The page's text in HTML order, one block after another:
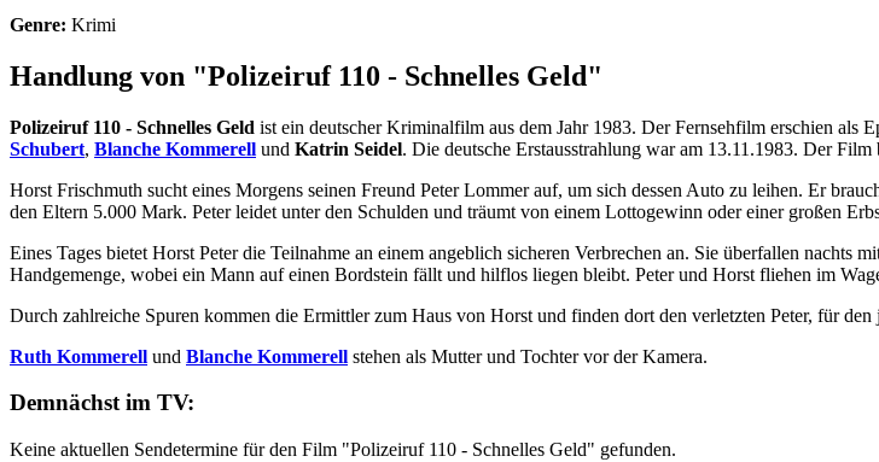
Genre: Krimi
Handlung von "Polizeiruf 110 - Schnelles Geld"
Polizeiruf 110 - Schnelles Geld ist ein deutscher Kriminalfilm aus dem Jahr 1983. Der Fernsehfilm erschien als
Schubert, Blanche Kommerell und Katrin Seidel. Die deutsche Erstausstrahlung war am 13.11.1983. Der
Horst Frischmuth sucht eines Morgens seinen Freund Peter Lommer auf, um sich dessen Auto zu leihen. Er
den Eltern 5.000 Mark. Peter leidet unter den Schulden und träumt von einem Lottogewinn oder einer großen
Eines Tages bietet Horst Peter die Teilnahme an einem angeblich sicheren Verbrechen an. Sie überfallen nachts
Handgemenge, wobei ein Mann auf einen Bordstein fällt und hilflos liegen bleibt. Peter und Horst fliehen im
Durch zahlreiche Spuren kommen die Ermittler zum Haus von Horst und finden dort den verletzten Peter, für
Ruth Kommerell und Blanche Kommerell stehen als Mutter und Tochter vor der Kamera.
Demnächst im TV:
Keine aktuellen Sendetermine für den Film "Polizeiruf 110 - Schnelles Geld" gefunden.